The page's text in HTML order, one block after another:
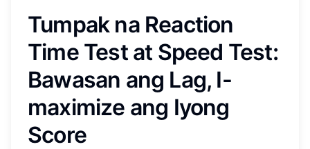
Tumpak na Reaction
Time Test at Speed Test:
Bawasan ang Lag, I-
maximize ang Iyong
Score